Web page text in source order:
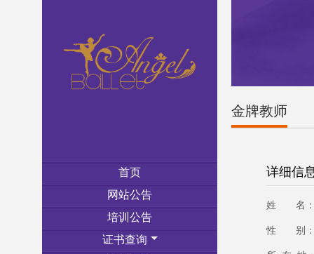
首页
网站公告
培训公告
证书查询
金牌教师
详细信
姓 名：
性 别：